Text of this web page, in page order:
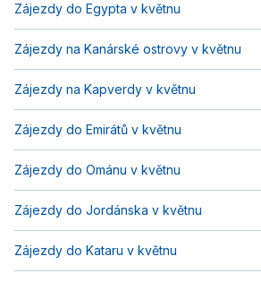
Zájezdy do Egypta v květnu
Zájezdy na Kanárské ostrovy v květnu
Zájezdy na Kapverdy v květnu
Zájezdy do Emirátů v květnu
Zájezdy do Ománu v květnu
Zájezdy do Jordánska v květnu
Zájezdy do Kataru v květnu